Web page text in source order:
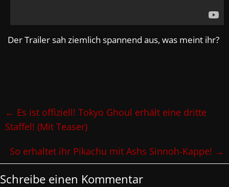
Der Trailer sah ziemlich spannend aus, was meint ihr?
← Es ist offiziell! Tokyo Ghoul erhält eine dritte
Staffel! (Mit Teaser)
So erhaltet ihr Pikachu mit Ashs Sinnoh-Kappe! →
Schreibe einen Kommentar